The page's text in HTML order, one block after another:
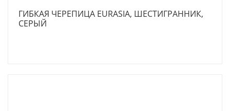
ГИБКАЯ ЧЕРЕПИЦА EURASIA, ШЕСТИГРАННИК,
СЕРЫЙ